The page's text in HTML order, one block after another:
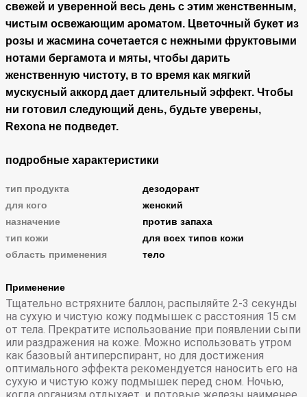
свежей и уверенной весь день с этим женственным,
чистым освежающим ароматом. Цветочный букет из
розы и жасмина сочетается с нежными фруктовыми
нотами бергамота и мяты, чтобы дарить
женственную чистоту, в то время как мягкий
мускусный аккорд дает длительный эффект. Чтобы
ни готовил следующий день, будьте уверены,
Rexona не подведет.
подробные характеристики
тип продукта
дезодорант
для кого
женский
назначение
против запаха
тип кожи
для всех типов кожи
область применения
тело
Применение
Тщательно встряхните баллон, распыляйте 2-3 секунды
на сухую и чистую кожу подмышек с расстояния 15 см
от тела. Прекратите использование при появлении сыпи
или раздражения на коже. Можно использовать утром
как базовый антиперспирант, но для достижения
оптимального эффекта рекомендуется наносить его на
сухую и чистую кожу подмышек перед сном. Ночью,